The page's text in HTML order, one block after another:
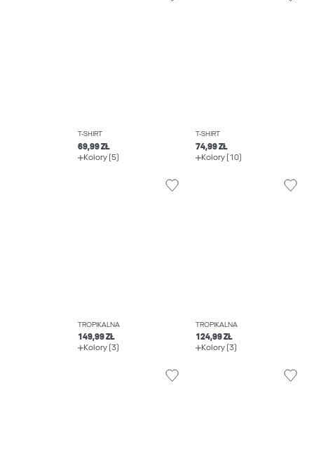
T-SHIRT
69,99 ZŁ
Kolory (5)
T-SHIRT
74,99 ZŁ
Kolory (10)
TROPIKALNA
149,99 ZŁ
Kolory (3)
TROPIKALNA
124,99 ZŁ
Kolory (3)